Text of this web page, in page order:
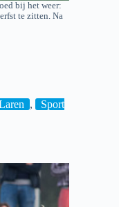
bij het weer:
te zitten. Na
,
Sport